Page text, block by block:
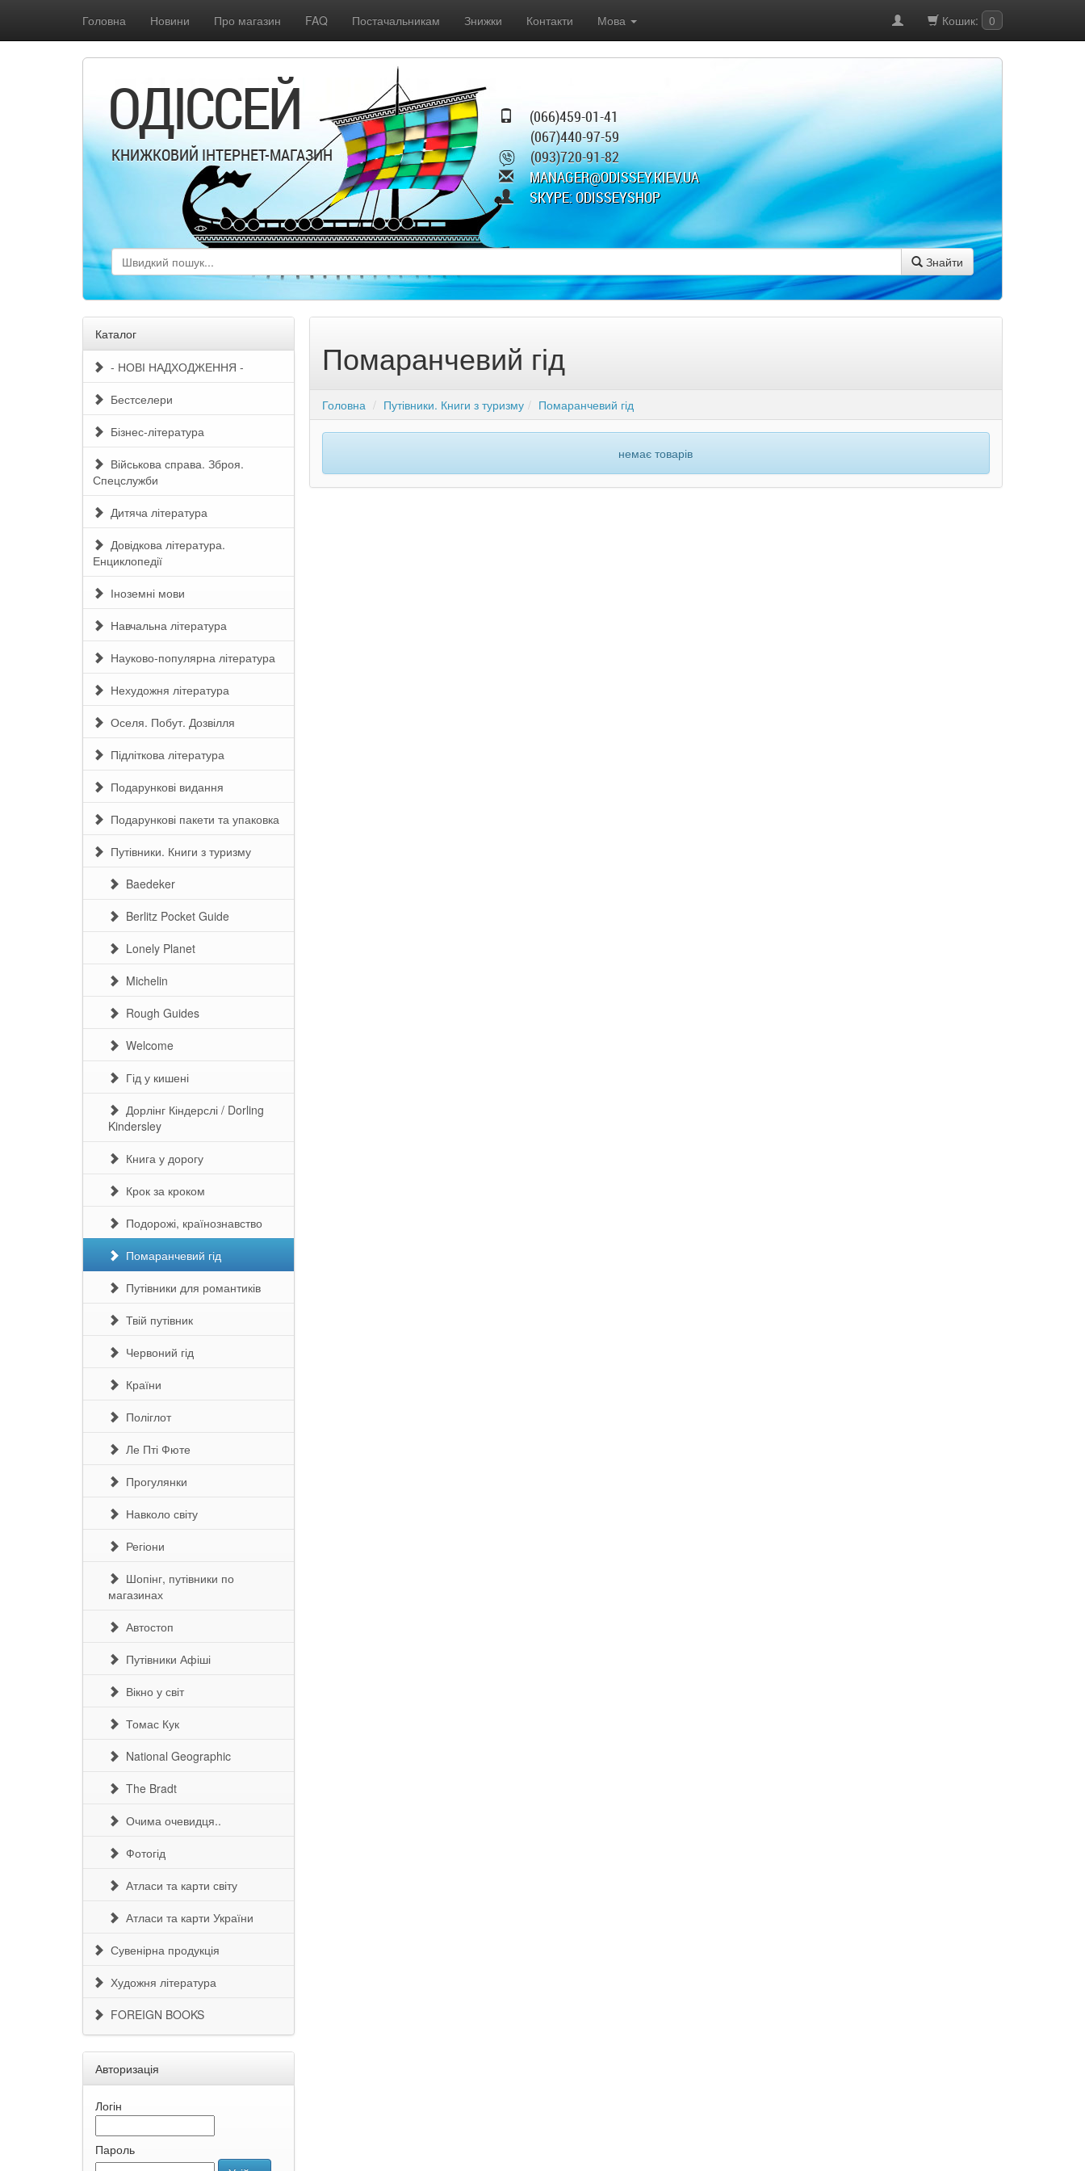
Головна Новини Про магазин FAQ Постачальникам Знижки Контакти Мова Кошик: 0
(066)459-01-41
(067)440-97-59
(093)720-91-82
MANAGER@ODISSEY.KIEV.UA
SKYPE: ODISSEYSHOP
ОДІССЕЙ
КНИЖКОВИЙ ІНТЕРНЕТ-МАГАЗИН
Знайти
Каталог
- НОВІ НАДХОДЖЕННЯ -
Бестселери
Бізнес-література
Військова справа. Зброя.
Спецслужби
Дитяча література
Довідкова література.
Енциклопедії
Іноземні мови
Навчальна література
Науково-популярна література
Нехудожня література
Оселя. Побут. Дозвілля
Підліткова література
Подарункові видання
Подарункові пакети та упаковка
Путівники. Книги з туризму
Baedeker
Berlitz Pocket Guide
Lonely Planet
Michelin
Rough Guides
Welcome
Гід у кишені
Дорлінг Кіндерслі / Dorling
Kindersley
Книга у дорогу
Крок за кроком
Подорожі, країнознавство
Помаранчевий гід
Путівники для романтиків
Твій путівник
Червоний гід
Країни
Поліглот
Ле Пті Фюте
Прогулянки
Навколо світу
Регіони
Шопінг, путівники по
магазинах
Автостоп
Путівники Афіші
Вікно у світ
Томас Кук
National Geographic
The Bradt
Очима очевидця..
Фотогід
Атласи та карти світу
Атласи та карти України
Сувенірна продукція
Художня література
FOREIGN BOOKS
Авторизація
Логін
Пароль
Помаранчевий гід
Головна Путівники. Книги з туризму Помаранчевий гід
немає товарів